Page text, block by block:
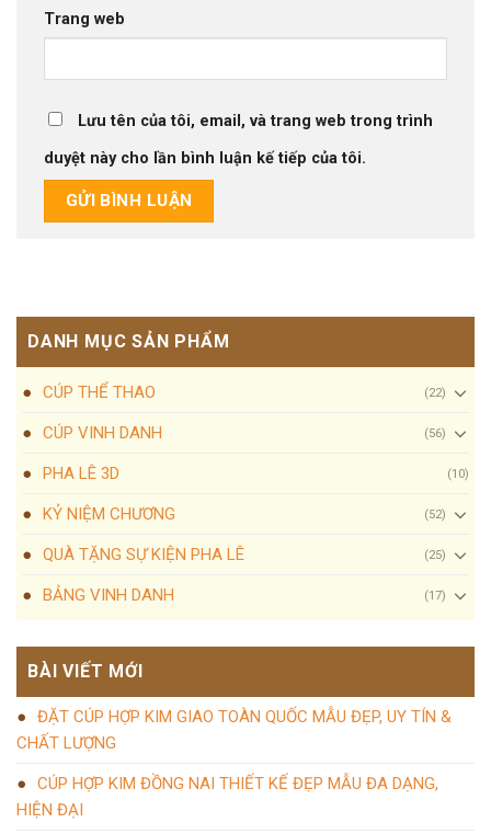
Trang web
Lưu tên của tôi, email, và trang web trong trình
duyệt này cho lần bình luận kế tiếp của tôi.
DANH MỤC SẢN PHẨM
CÚP THỂ THAO (22)
CÚP VINH DANH (56)
PHA LÊ 3D (10)
KỶ NIỆM CHƯƠNG (52)
QUÀ TẶNG SỰ KIỆN PHA LÊ (25)
BẢNG VINH DANH (17)
BÀI VIẾT MỚI
ĐẶT CÚP HỢP KIM GIAO TOÀN QUỐC MẪU ĐẸP, UY TÍN &
CHẤT LƯỢNG
CÚP HỢP KIM ĐỒNG NAI THIẾT KẾ ĐẸP MẪU ĐA DẠNG,
HIỆN ĐẠI